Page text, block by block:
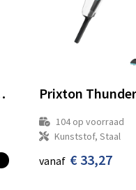
Prixton
104op voorraad
Kunststof, Staal
vanaf € 33,27